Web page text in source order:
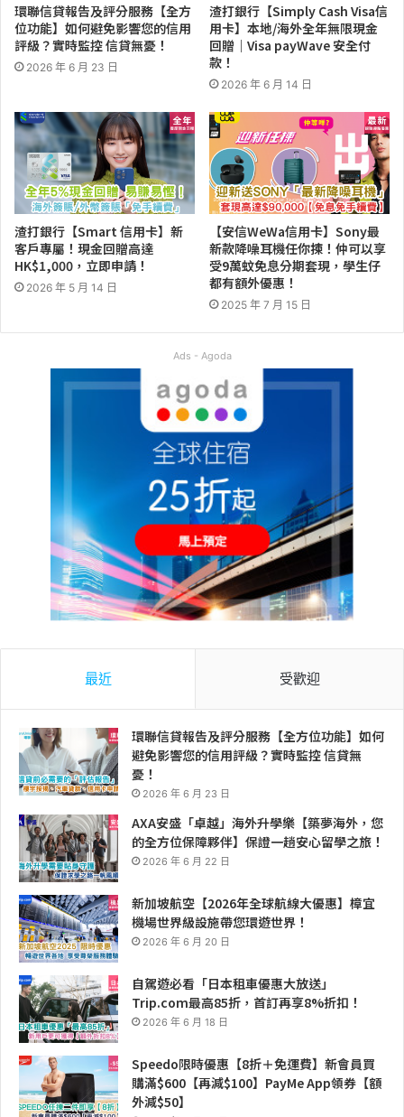
環聯信貸報告及評分服務【全方
位功能】如何避免影響您的信用
評級？實時監控 信貸無憂！
2026 年 6 月 23 日
渣打銀行【Simply Cash Visa信
用卡】本地/海外全年無限現金
回贈｜Visa payWave 安全付
款！
2026 年 6 月 14 日
渣打銀行【Smart 信用卡】新
客戶專屬！現金回贈高達
HK$1,000，立即申請！
2026 年 5 月 14 日
【安信WeWa信用卡】Sony最
新款降噪耳機任你揀！仲可以享
受9萬蚊免息分期套現，學生仔
都有額外優惠！
2025 年 7 月 15 日
Ads - Agoda
最近 受歡迎
環聯信貸報告及評分服務【全方位功能】如何
避免影響您的信用評級？實時監控 信貸無
憂！
2026 年 6 月 23 日
AXA安盛「卓越」海外升學樂【築夢海外，您
的全方位保障夥伴】保證一趟安心留學之旅！
2026 年 6 月 22 日
新加坡航空【2026年全球航線大優惠】樟宜
機場世界級設施帶您環遊世界！
2026 年 6 月 20 日
自駕遊必看「日本租車優惠大放送」
Trip.com最高85折，首訂再享8%折扣！
2026 年 6 月 18 日
Speedo限時優惠【8折＋免運費】新會員買
購滿$600【再減$100】PayMe App領券【額
外減$50】